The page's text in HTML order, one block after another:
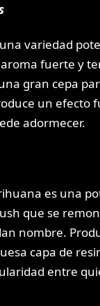
variedad
fuerte y
gran cepa
un efecto
adormecer.
es una
que se
nombre.
capa de
entre